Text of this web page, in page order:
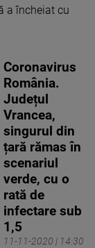
a încheiat cu
11-11-2020 | 14:30
Coronavirus
România.
Județul
Vrancea,
singurul din
țară rămas în
scenariul
verde, cu o
rată de
infectare sub
1,5